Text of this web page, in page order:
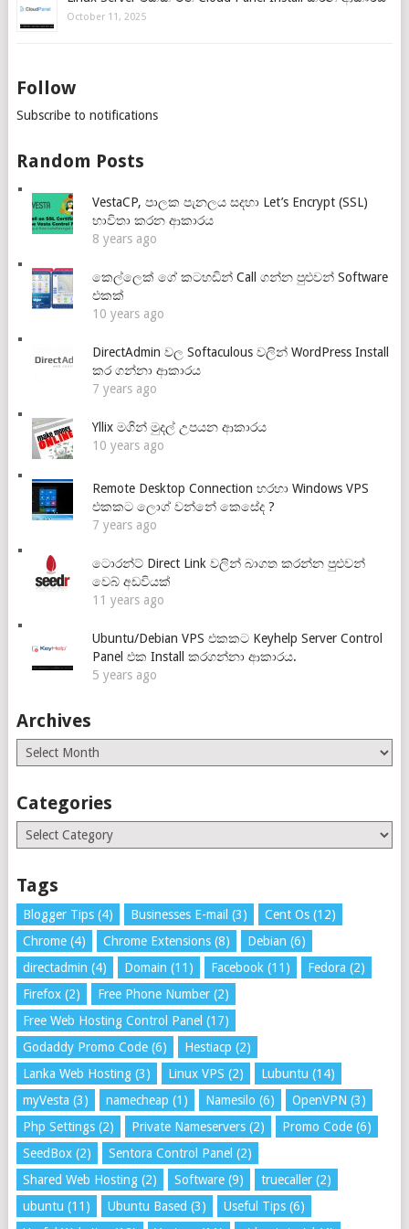
October 11, 2025
Follow
Subscribe to notifications
Random Posts
VestaCP, පාලක පැනලය සදහා Let’s Encrypt (SSL)
භාවිතා කරන ආකාරය
8 years ago
කෙල්ලෙක් ගේ කටහඩින් Call ගන්න පුළුවන් Software
එකක්
10 years ago
DirectAdmin වල Softaculous වලින් WordPress Install
කර ගන්නා ආකාරය
7 years ago
Yllix මගින් මුදල් උපයන ආකාරය
10 years ago
Remote Desktop Connection හරහා Windows VPS
එකකට ලොග් වන්නේ කෙසේද ?
7 years ago
ටොරන්ට් Direct Link වලින් බාගත කරන්න පුළුවන්
වෙබ් අඩවියක්
11 years ago
Ubuntu/Debian VPS එකකට Keyhelp Server Control
Panel එක Install කරගන්නා ආකාරය.
5 years ago
Archives
Archives
Categories
Categories
Tags
Blogger Tips(4) Businesses E-mail (3) Cent Os(12)
Chrome(4) Chrome Extensions(8) Debian (6)
directadmin (4) Domain (11) Facebook (11) Fedora (2)
Firefox(2) Free Phone Number(2)
Free Web Hosting Control Panel (17)
Godaddy Promo Code(6) Hestiacp (2)
Lanka Web Hosting(3) Linux VPS (2) Lubuntu (14)
myVesta (3) namecheap (1) Namesilo (6) OpenVPN (3)
Php Settings(2) Private Nameservers(2) Promo Code(6)
SeedBox(2) Sentora Control Panel (2)
Shared Web Hosting(2) Software(9) truecaller(2)
ubuntu (11) Ubuntu Based (3) Useful Tips(6)